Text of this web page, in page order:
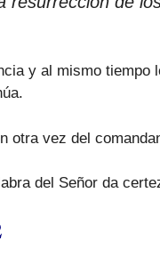
y al mismo
otra vez del
del Señor da